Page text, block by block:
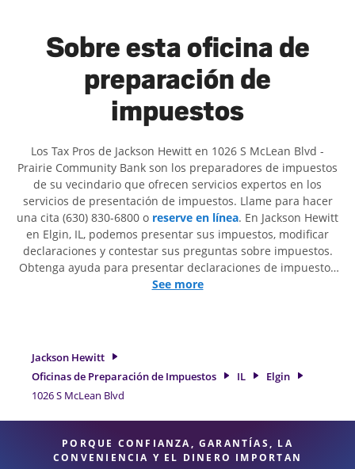
Sobre esta oficina de
preparación de
impuestos
Los Tax Pros de Jackson Hewitt en 1026 S McLean Blvd -
Prairie Community Bank son ​​los preparadores de impuestos
de su vecindario que ofrecen servicios expertos en los
servicios de presentación de impuestos. Llame para hacer
una cita (630) 830-6800 o reserve en línea. En Jackson Hewitt
en Elgin, IL, podemos presentar sus impuestos, modificar
declaraciones y contestar sus preguntas sobre impuestos.
Obtenga ayuda para presentar declaraciones de impuestos
simples o situaciones más complejas, como los impuestos
necesita servicios de preparación de impuestos en Elgin, IL,
la ubicación de Jackson Hewitt en 1026 S McLean Blvd es
una opción excelente. Con nuestros expertos profesionales
de impuestos, atención al detalle y diversidad de servicios
See more
Jackson Hewitt
Oficinas de Preparación de Impuestos
IL
Elgin
1026 S McLean Blvd
PORQUE CONFIANZA, GARANTÍAS, LA
CONVENIENCIA Y EL DINERO IMPORTAN